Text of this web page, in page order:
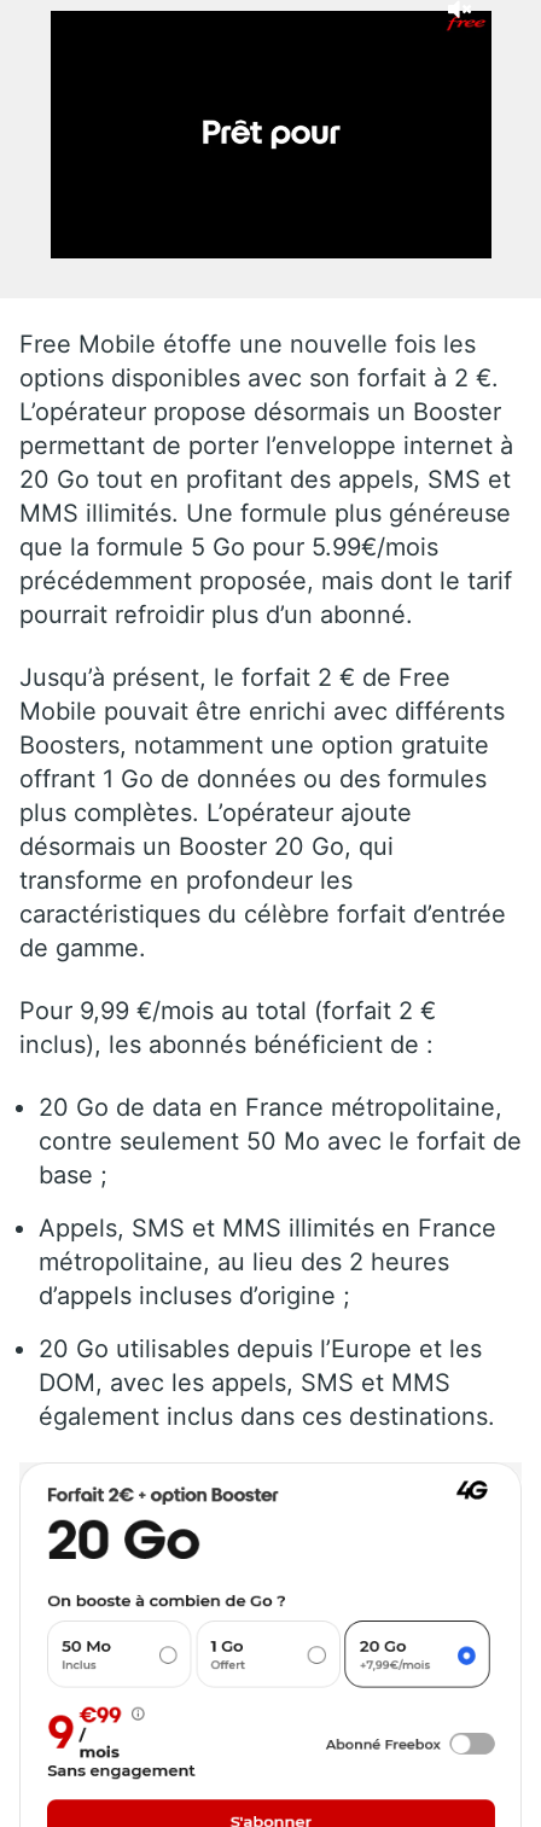
Free Mobile étoffe une nouvelle fois les
options disponibles avec son forfait à 2 €.
L’opérateur propose désormais un Booster
permettant de porter l’enveloppe internet à
20 Go tout en profitant des appels, SMS et
MMS illimités. Une formule plus généreuse
que la formule 5 Go pour 5.99€/mois
précédemment proposée, mais dont le tarif
pourrait refroidir plus d’un abonné.
Jusqu’à présent, le forfait 2 € de Free
Mobile pouvait être enrichi avec différents
Boosters, notamment une option gratuite
offrant 1 Go de données ou des formules
plus complètes. L’opérateur ajoute
désormais un Booster 20 Go, qui
transforme en profondeur les
caractéristiques du célèbre forfait d’entrée
de gamme.
Pour 9,99 €/mois au total (forfait 2 €
inclus), les abonnés bénéficient de :
20 Go de data en France métropolitaine,
contre seulement 50 Mo avec le forfait de
base ;
Appels, SMS et MMS illimités en France
métropolitaine, au lieu des 2 heures
d’appels incluses d’origine ;
20 Go utilisables depuis l’Europe et les
DOM, avec les appels, SMS et MMS
également inclus dans ces destinations.